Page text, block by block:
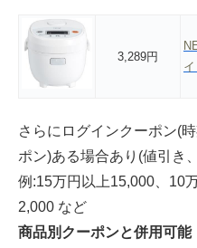
3,289円
さらにログインクーポン(
ポン)ある場合あり(値引き
例:15万円以上15,000、10
2,000 など
商品別クーポンと併用可能